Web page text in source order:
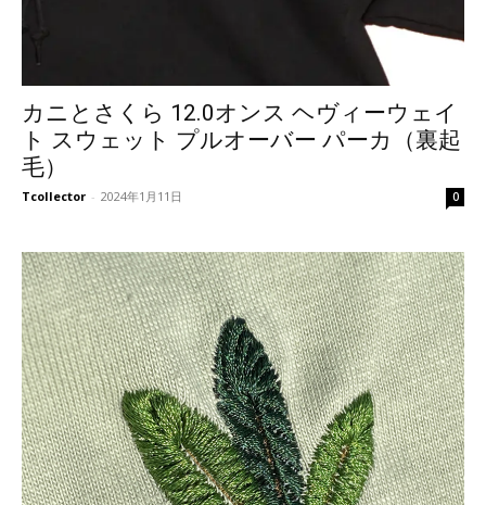
カニとさくら 12.0オンス ヘヴィーウェイ
ト スウェット プルオーバー パーカ（裏起
毛）
Tcollector - 2024年1月11日 0